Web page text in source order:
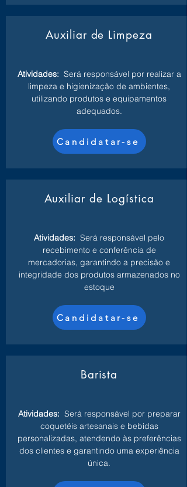
Auxiliar de Limpeza
Atividades: Será responsável por realizar a
limpeza e higienização de ambientes,
utilizando produtos e equipamentos
adequados.
Candidatar-se
Auxiliar de Logística
Atividades: Será responsável pelo
recebimento e conferência de
mercadorias, garantindo a precisão e
integridade dos produtos armazenados no
estoque
Candidatar-se
Barista
Atividades: Será responsável por preparar
coquetéis artesanais e bebidas
personalizadas, atendendo às preferências
dos clientes e garantindo uma experiência
única.